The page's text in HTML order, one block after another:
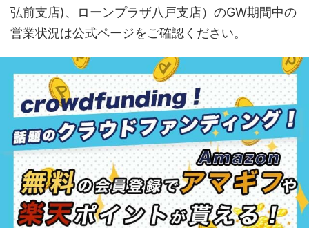
弘前支店)、ローンプラザ八戸支店）のGW期間中の
営業状況は公式ページをご確認ください。